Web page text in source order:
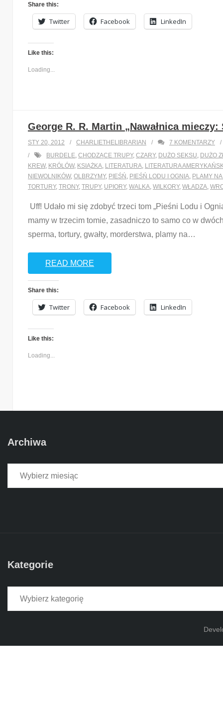
Share this:
Twitter Facebook LinkedIn
Like this:
Loading...
George R. R. Martin „Nawałnica
STY 20, 2012 CHARLIETHELIBRARIAN 7 KOMENTARZY
BURDELE, CHODZĄCE TRUPY, CZARY, DUŻO SEKSU, DUŻO
KREW, KRÓLÓW, KSIĄŻKA, LITERATURA, LITERATURA
NIEWOLNIKÓW, OLBRZYMY, PIEŚŃ , PIEŚŃ LODU I OGNIA, PLAMY
TORTURY, TRONY, TRUPY, UPIORY, WALKA, WILKORY, WŁADZA,
Uff! Udało mi się zdobyć trzeci tom „Pieśni Lodu i
mamy w trzecim tomie, zasadniczo to samo co w
sperma, tortury, gwałty, morderstwa, plamy na…
READ MORE
Share this:
Twitter Facebook LinkedIn
Like this:
Loading...
Archiwa
Kategorie
Kategorie